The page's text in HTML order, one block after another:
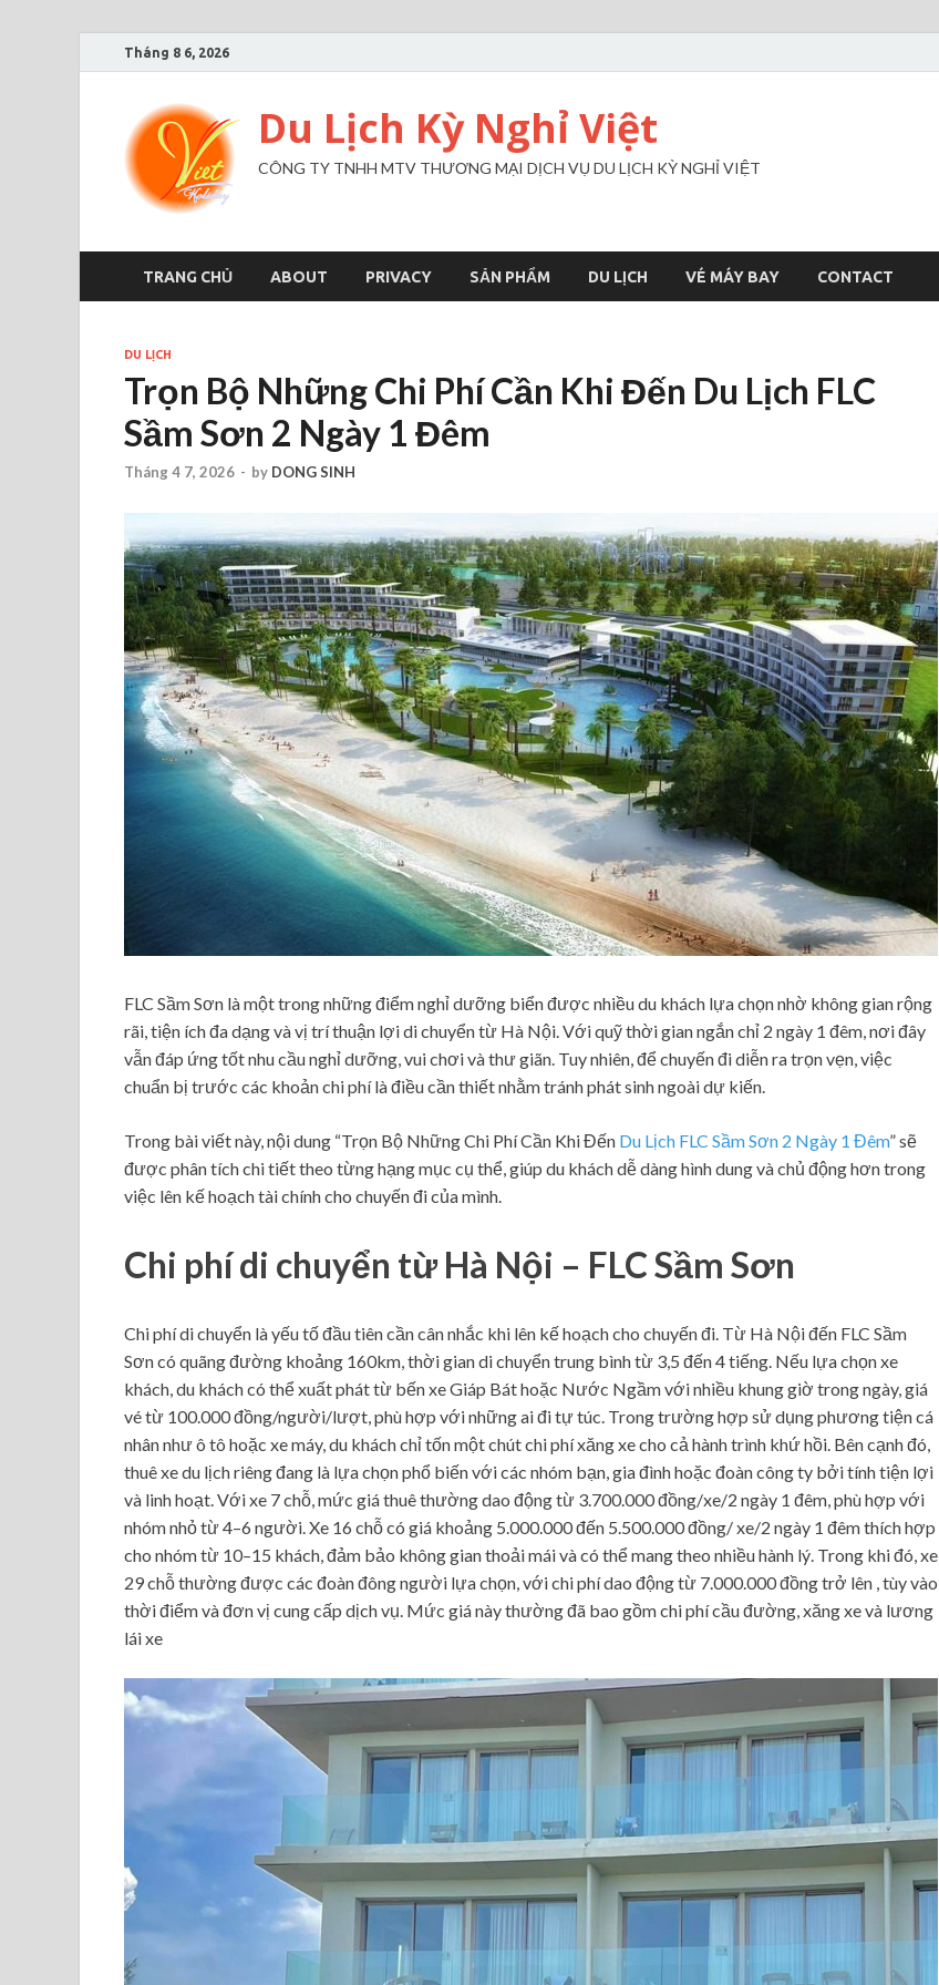
Tháng 8 6, 2026
Du Lịch Kỳ Nghỉ Việt
CÔNG TY TNHH MTV THƯƠNG MẠI DỊCH VỤ DU LỊCH KỲ NGHỈ VIỆT
TRANG CHỦ ABOUT PRIVACY SẢN PHẨM DU LỊCH VÉ MÁY BAY CONTACT
DU LỊCH
Trọn Bộ Những Chi Phí Cần Khi Đến Du Lịch FLC
Sầm Sơn 2 Ngày 1 Đêm
Tháng 4 7, 2026 - by DONG SINH
FLC Sầm Sơn là một trong những điểm nghỉ dưỡng biển được nhiều du khách lựa chọn nhờ không gian rộng
rãi, tiện ích đa dạng và vị trí thuận lợi di chuyển từ Hà Nội. Với quỹ thời gian ngắn chỉ 2 ngày 1 đêm, nơi đây
vẫn đáp ứng tốt nhu cầu nghỉ dưỡng, vui chơi và thư giãn. Tuy nhiên, để chuyến đi diễn ra trọn vẹn, việc
chuẩn bị trước các khoản chi phí là điều cần thiết nhằm tránh phát sinh ngoài dự kiến.
Trong bài viết này, nội dung “Trọn Bộ Những Chi Phí Cần Khi Đến Du Lịch FLC Sầm Sơn 2 Ngày 1 Đêm” sẽ
được phân tích chi tiết theo từng hạng mục cụ thể, giúp du khách dễ dàng hình dung và chủ động hơn trong
việc lên kế hoạch tài chính cho chuyến đi của mình.
Chi phí di chuyển từ Hà Nội – FLC Sầm Sơn
Chi phí di chuyển là yếu tố đầu tiên cần cân nhắc khi lên kế hoạch cho chuyến đi. Từ Hà Nội đến FLC Sầm
Sơn có quãng đường khoảng 160km, thời gian di chuyển trung bình từ 3,5 đến 4 tiếng. Nếu lựa chọn xe
khách, du khách có thể xuất phát từ bến xe Giáp Bát hoặc Nước Ngầm với nhiều khung giờ trong ngày, giá
vé từ 100.000 đồng/người/lượt, phù hợp với những ai đi tự túc. Trong trường hợp sử dụng phương tiện cá
nhân như ô tô hoặc xe máy, du khách chỉ tốn một chút chi phí xăng xe cho cả hành trình khứ hồi. Bên cạnh đó,
thuê xe du lịch riêng đang là lựa chọn phổ biến với các nhóm bạn, gia đình hoặc đoàn công ty bởi tính tiện lợi
và linh hoạt. Với xe 7 chỗ, mức giá thuê thường dao động từ 3.700.000 đồng/xe/2 ngày 1 đêm, phù hợp với
nhóm nhỏ từ 4–6 người. Xe 16 chỗ có giá khoảng 5.000.000 đến 5.500.000 đồng/ xe/2 ngày 1 đêm thích hợp
cho nhóm từ 10–15 khách, đảm bảo không gian thoải mái và có thể mang theo nhiều hành lý. Trong khi đó, xe
29 chỗ thường được các đoàn đông người lựa chọn, với chi phí dao động từ 7.000.000 đồng trở lên , tùy vào
thời điểm và đơn vị cung cấp dịch vụ. Mức giá này thường đã bao gồm chi phí cầu đường, xăng xe và lương
lái xe